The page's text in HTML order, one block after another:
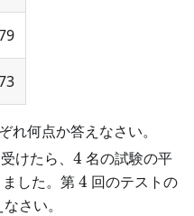
れ何点か答えなさい。
けたら、 4
4 名の試験の平
した。第4
4 回のテストの
さい。